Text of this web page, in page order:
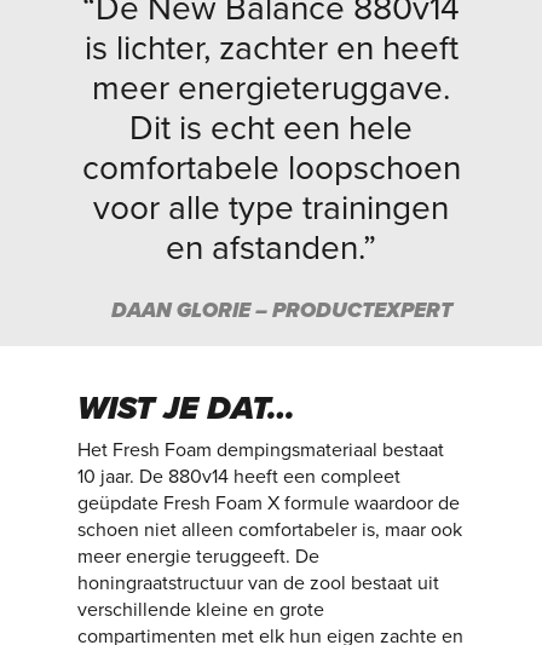
“De New Balance 880v14
is lichter, zachter en heeft
meer energieteruggave.
Dit is echt een hele
comfortabele loopschoen
voor alle type trainingen
en afstanden.”
DAAN GLORIE – PRODUCTEXPERT
WIST JE DAT…
Het Fresh Foam dempingsmateriaal bestaat
10 jaar. De 880v14 heeft een compleet
geüpdate Fresh Foam X formule waardoor de
schoen niet alleen comfortabeler is, maar ook
meer energie teruggeeft. De
honingraatstructuur van de zool bestaat uit
verschillende kleine en grote
compartimenten met elk hun eigen zachte en